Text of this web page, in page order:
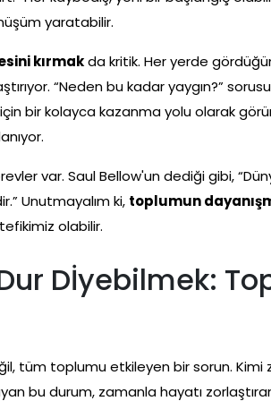
yaratabilir.
kırmakda kritik. Her yerde
“Neden bu kadar yaygın?”
bir kolayca kazanma yolu olarak
var. Saul Bellow'un dediği gibi,
Unutmayalım ki, toplumun
olabilir.
Dİyebilmek:
tüm toplumu etkileyen bir sorun.
bu durum, zamanla hayatı